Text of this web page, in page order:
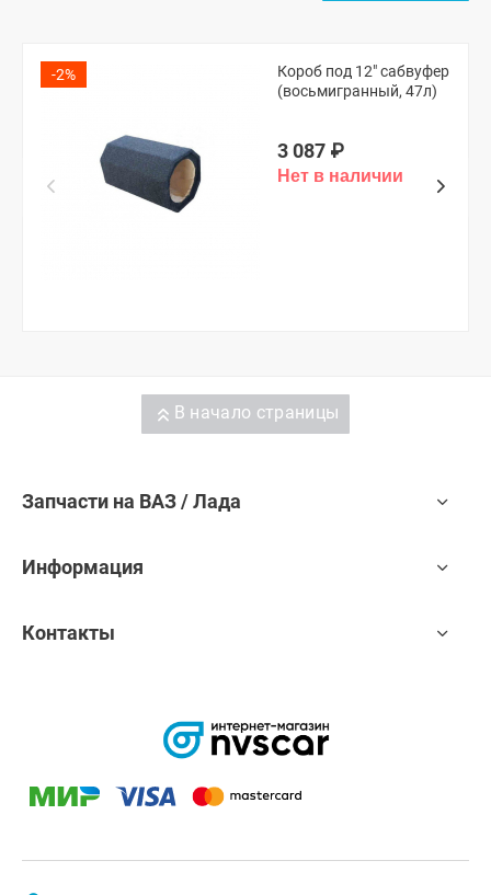
-2%
Короб под 12" сабвуфер
(восьмигранный, 47л)
3 087 ₽
В начало страницы
Запчасти на ВАЗ / Лада
Информация
Контакты